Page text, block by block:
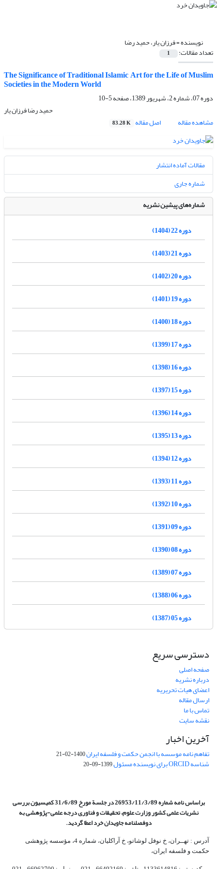
نویسنده =فرزان یار، حمید رضا
تعداد مقالات: 1
The Significance of Traditional Islamic Art for the Life of Muslim
Societies in the Modern World
دوره 07، شماره 2، شهریور 1389، صفحه
5-10
حمید رضا فرزان یار
مشاهده مقاله
اصل مقاله 83.28 K
مقالات آماده انتشار
شماره جاری
شماره‌های پیشین نشریه
دوره 22 (1404)
دوره 21 (1403)
دوره 20 (1402)
دوره 19 (1401)
دوره 18 (1400)
دوره 17 (1399)
دوره 16 (1398)
دوره 15 (1397)
دوره 14 (1396)
دوره 13 (1395)
دوره 12 (1394)
دوره 11 (1393)
دوره 10 (1392)
دوره 09 (1391)
دوره 08 (1390)
دوره 07 (1389)
دوره 06 (1388)
دوره 05 (1387)
دسترسی سریع
صفحه اصلی
درباره نشریه
اعضای هیات تحریریه
ارسال مقاله
تماس با ما
نقشه سایت
آخرین اخبار
تفاهم نامه موسسه با انجمن حکمت و فلسفه ایران1400-02-21
شناسه ORCID برای نویسنده مسئول 1399-09-20
براساس نامه شماره 26953/11/3/89 در جلسة مورخ 31/6/89 کمیسیون
بررسی
نشریات علمی کشور وزارت علوم، تحقیقات و فناوری درجه علمی‌-پژوهشیبه
دوفصلنامه جاویدان خرد اعطا گردید.
آدرس : تهــران، خ نوفل لوشاتو، خ آراکلیان، شماره 4،‌ مؤسسه پژوهشی
حکمت و فلسفه ایران،‌